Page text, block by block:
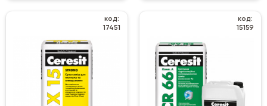
код:
17451
код:
15159